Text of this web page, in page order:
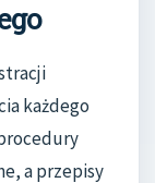
każdego
a przepisy